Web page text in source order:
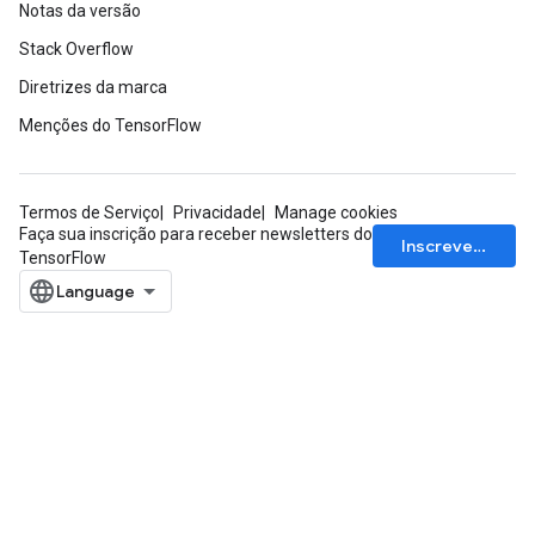
Notas da versão
Stack Overflow
Diretrizes da marca
Menções do TensorFlow
Termos de Serviço Privacidade
Manage cookies
Faça sua inscrição para receber newsletters do
TensorFlow
Inscrever-se